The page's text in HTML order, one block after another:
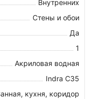
Внутренних
Стены и обои
Да
1
Акриловая водная
Indra C35
кухня, коридор